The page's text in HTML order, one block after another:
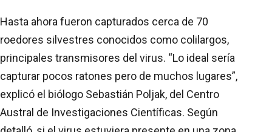
Hasta ahora fueron capturados cerca de 70
roedores silvestres conocidos como colilargos,
principales transmisores del virus. “Lo ideal sería
capturar pocos ratones pero de muchos lugares”,
explicó el biólogo Sebastián Poljak, del Centro
Austral de Investigaciones Científicas. Según